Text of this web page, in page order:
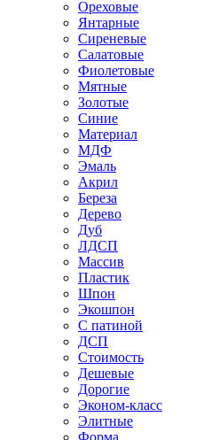
Ореховые
Янтарные
Сиреневые
Салатовые
Фиолетовые
Мятные
Золотые
Синие
Материал
МДФ
Эмаль
Акрил
Береза
Дерево
Дуб
ЛДСП
Массив
Пластик
Шпон
Экошпон
С патиной
ДСП
Стоимость
Дешевые
Дорогие
Эконом-класс
Элитные
Форма